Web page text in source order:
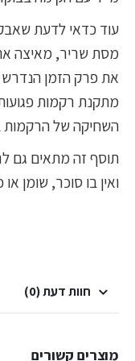
מסת שריר, מאיצה
את פרק הזמן
מתקנת רקמות
השחיקה של הרקמות
תוסף זה מתאים גם
ואין בו סוכר, שומן
חוות דעת (0)
מוצרים קשורים